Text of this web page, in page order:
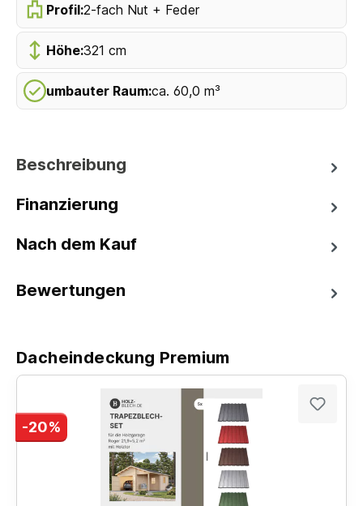
Profil:2-fach Nut + Feder
Höhe:321 cm
umbauter Raum:ca. 60,0 m³
Beschreibung
Finanzierung
Nach dem Kauf
Bewertungen
Dacheindeckung Premium
-20%